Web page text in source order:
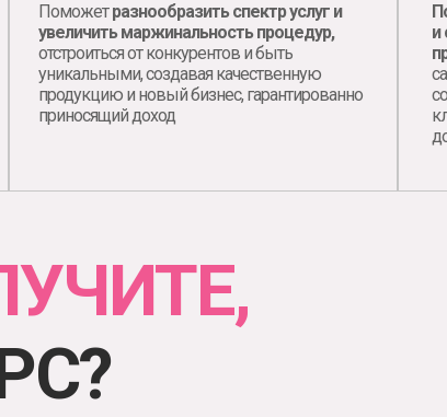
и
Поможетразнообразить спектр услуг и
увеличить маржинальность процедур,
отстроиться от конкурентов и быть
уникальными, создавая качественную
продукцию и новый бизнес, гарантированно
приносящий доход